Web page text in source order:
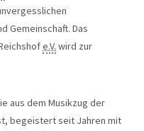
Gemeinschaft. Das
e.V. wird zur
aus dem Musikzug der
begeistert seit Jahren mit